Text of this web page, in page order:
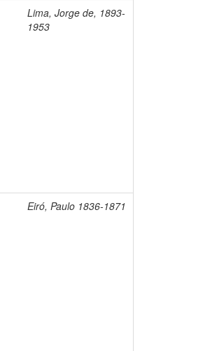
Lima, Jorge de, 1893-
1953
Eiró, Paulo 1836-1871